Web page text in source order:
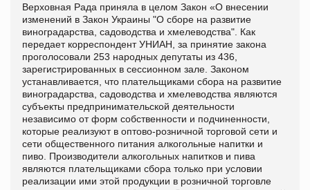
Верховная Рада приняла в целом Закон «О внесении
изменений в Закон Украины "О сборе на развитие
виноградарства, садоводства и хмелеводства". Как
передает корреспондент УНИАН, за принятие закона
проголосовали 253 народных депутаты из 436,
зарегистрированных в сессионном зале. Законом
устанавливается, что плательщиками сбора на развитие
виноградарства, садоводства и хмелеводства являются
субъекты предпринимательской деятельности
независимо от форм собственности и подчиненности,
которые реализуют в оптово-розничной торговой сети и
сети общественного питания алкогольные напитки и
пиво. Производители алкогольных напитков и пива
являются плательщиками сбора только при условии
реализации ими этой продукции в розничной торговле